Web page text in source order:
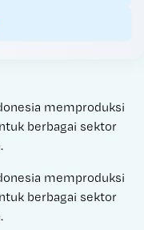
memproduksi
berbagai sektor
memproduksi
berbagai sektor